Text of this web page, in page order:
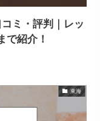
ミ・評判｜レッ
で紹介！
東海